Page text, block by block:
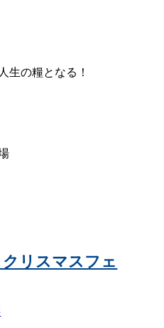
生の糧となる！
リスマスフェ